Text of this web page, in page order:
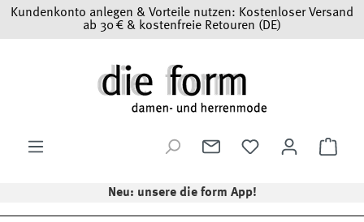
Zum Hauptinhalt springen
Kundenkonto anlegen & Vorteile nutzen: Kostenloser Versand
ab 30 € & kostenfreie Retouren (DE)
Neu: unsere die form App!